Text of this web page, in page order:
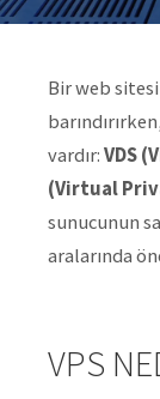
Bir web
vardır:VDS
(Virtual
sunucunun
aralarında
VPS